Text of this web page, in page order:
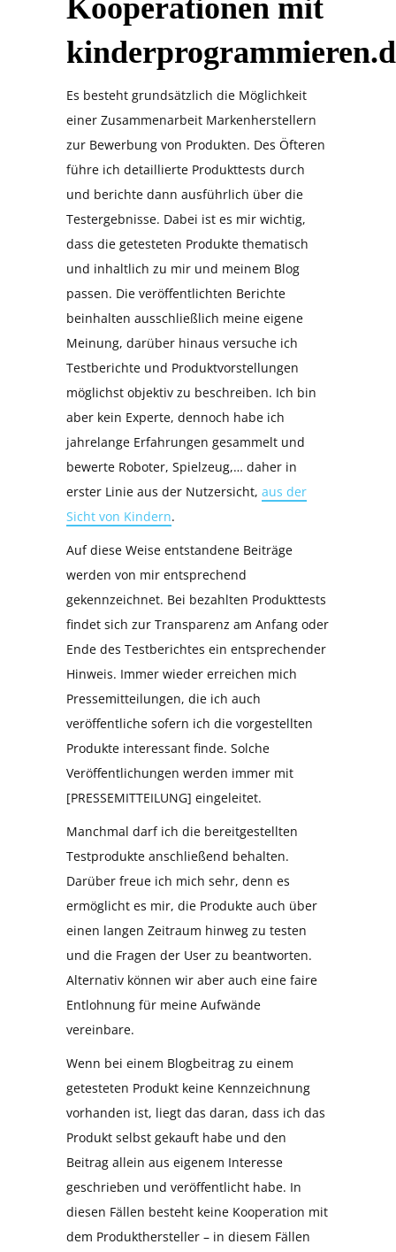
Kooperationen mit
Es besteht grundsätzlich die Möglichkeit
einer Zusammenarbeit Markenherstellern
zur Bewerbung von Produkten. Des Öfteren
führe ich detaillierte Produkttests durch
und berichte dann ausführlich über die
Testergebnisse. Dabei ist es mir wichtig,
dass die getesteten Produkte thematisch
und inhaltlich zu mir und meinem Blog
passen. Die veröffentlichten Berichte
beinhalten ausschließlich meine eigene
Meinung, darüber hinaus versuche ich
Testberichte und Produktvorstellungen
möglichst objektiv zu beschreiben. Ich bin
aber kein Experte, dennoch habe ich
jahrelange Erfahrungen gesammelt und
bewerte Roboter, Spielzeug,… daher in
erster Linie aus der Nutzersicht, aus der
Sicht von Kindern.
Auf diese Weise entstandene Beiträge
werden von mir entsprechend
gekennzeichnet. Bei bezahlten Produkttests
findet sich zur Transparenz am Anfang oder
Ende des Testberichtes ein entsprechender
Hinweis. Immer wieder erreichen mich
Pressemitteilungen, die ich auch
veröffentliche sofern ich die vorgestellten
Produkte interessant finde. Solche
Veröffentlichungen werden immer mit
[PRESSEMITTEILUNG] eingeleitet.
Manchmal darf ich die bereitgestellten
Testprodukte anschließend behalten.
Darüber freue ich mich sehr, denn es
ermöglicht es mir, die Produkte auch über
einen langen Zeitraum hinweg zu testen
und die Fragen der User zu beantworten.
Alternativ können wir aber auch eine faire
Entlohnung für meine Aufwände
vereinbare.
Wenn bei einem Blogbeitrag zu einem
getesteten Produkt keine Kennzeichnung
vorhanden ist, liegt das daran, dass ich das
Produkt selbst gekauft habe und den
Beitrag allein aus eigenem Interesse
geschrieben und veröffentlicht habe. In
diesen Fällen besteht keine Kooperation mit
dem Produkthersteller – in diesem Fällen